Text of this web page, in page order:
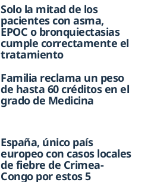
Solo la mitad de los
pacientes con asma,
EPOC o bronquiectasias
cumple correctamente el
tratamiento
Familia reclama un peso
de hasta 60 créditos en el
grado de Medicina
España, único país
europeo con casos locales
de fiebre de Crimea-
Congo por estos 5